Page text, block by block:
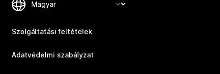
Szolgáltatási feltételek
Adatvédelmi szabályzat